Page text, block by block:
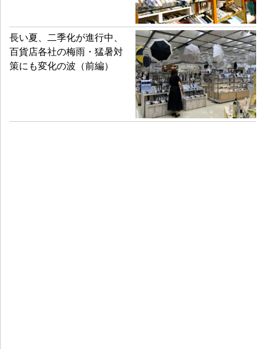
長い夏、二季化が進行中、
百貨店各社の梅雨・猛暑対
策にも変化の波（前編）